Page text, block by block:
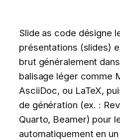
Slide as code désigne
présentations (slides)
brut généralement
balisage léger comme
AsciiDoc, ou LaTeX,
de génération (ex. :
Quarto, Beamer) pour
automatiquement en